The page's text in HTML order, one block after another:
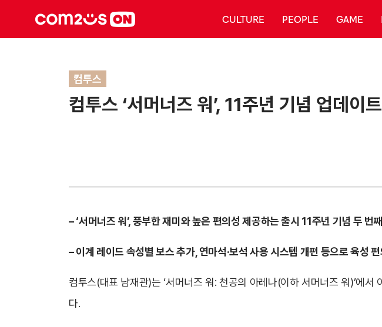
CULTURE PEOPLE GAME
컴투스
컴투스 ‘서머너즈 워’, 11주년 기념 업데이
– ‘서머너즈 워’, 풍부한 재미와 높은 편의성 제공하는 출시 11주년 기념 두 번
– 이계 레이드 속성별 보스 추가, 연마석·보석 사용 시스템 개편 등으로 육성 편
컴투스(대표 남재관)는 ‘서머너즈 워: 천공의 아레나(이하 서머너즈 워)’에
다.